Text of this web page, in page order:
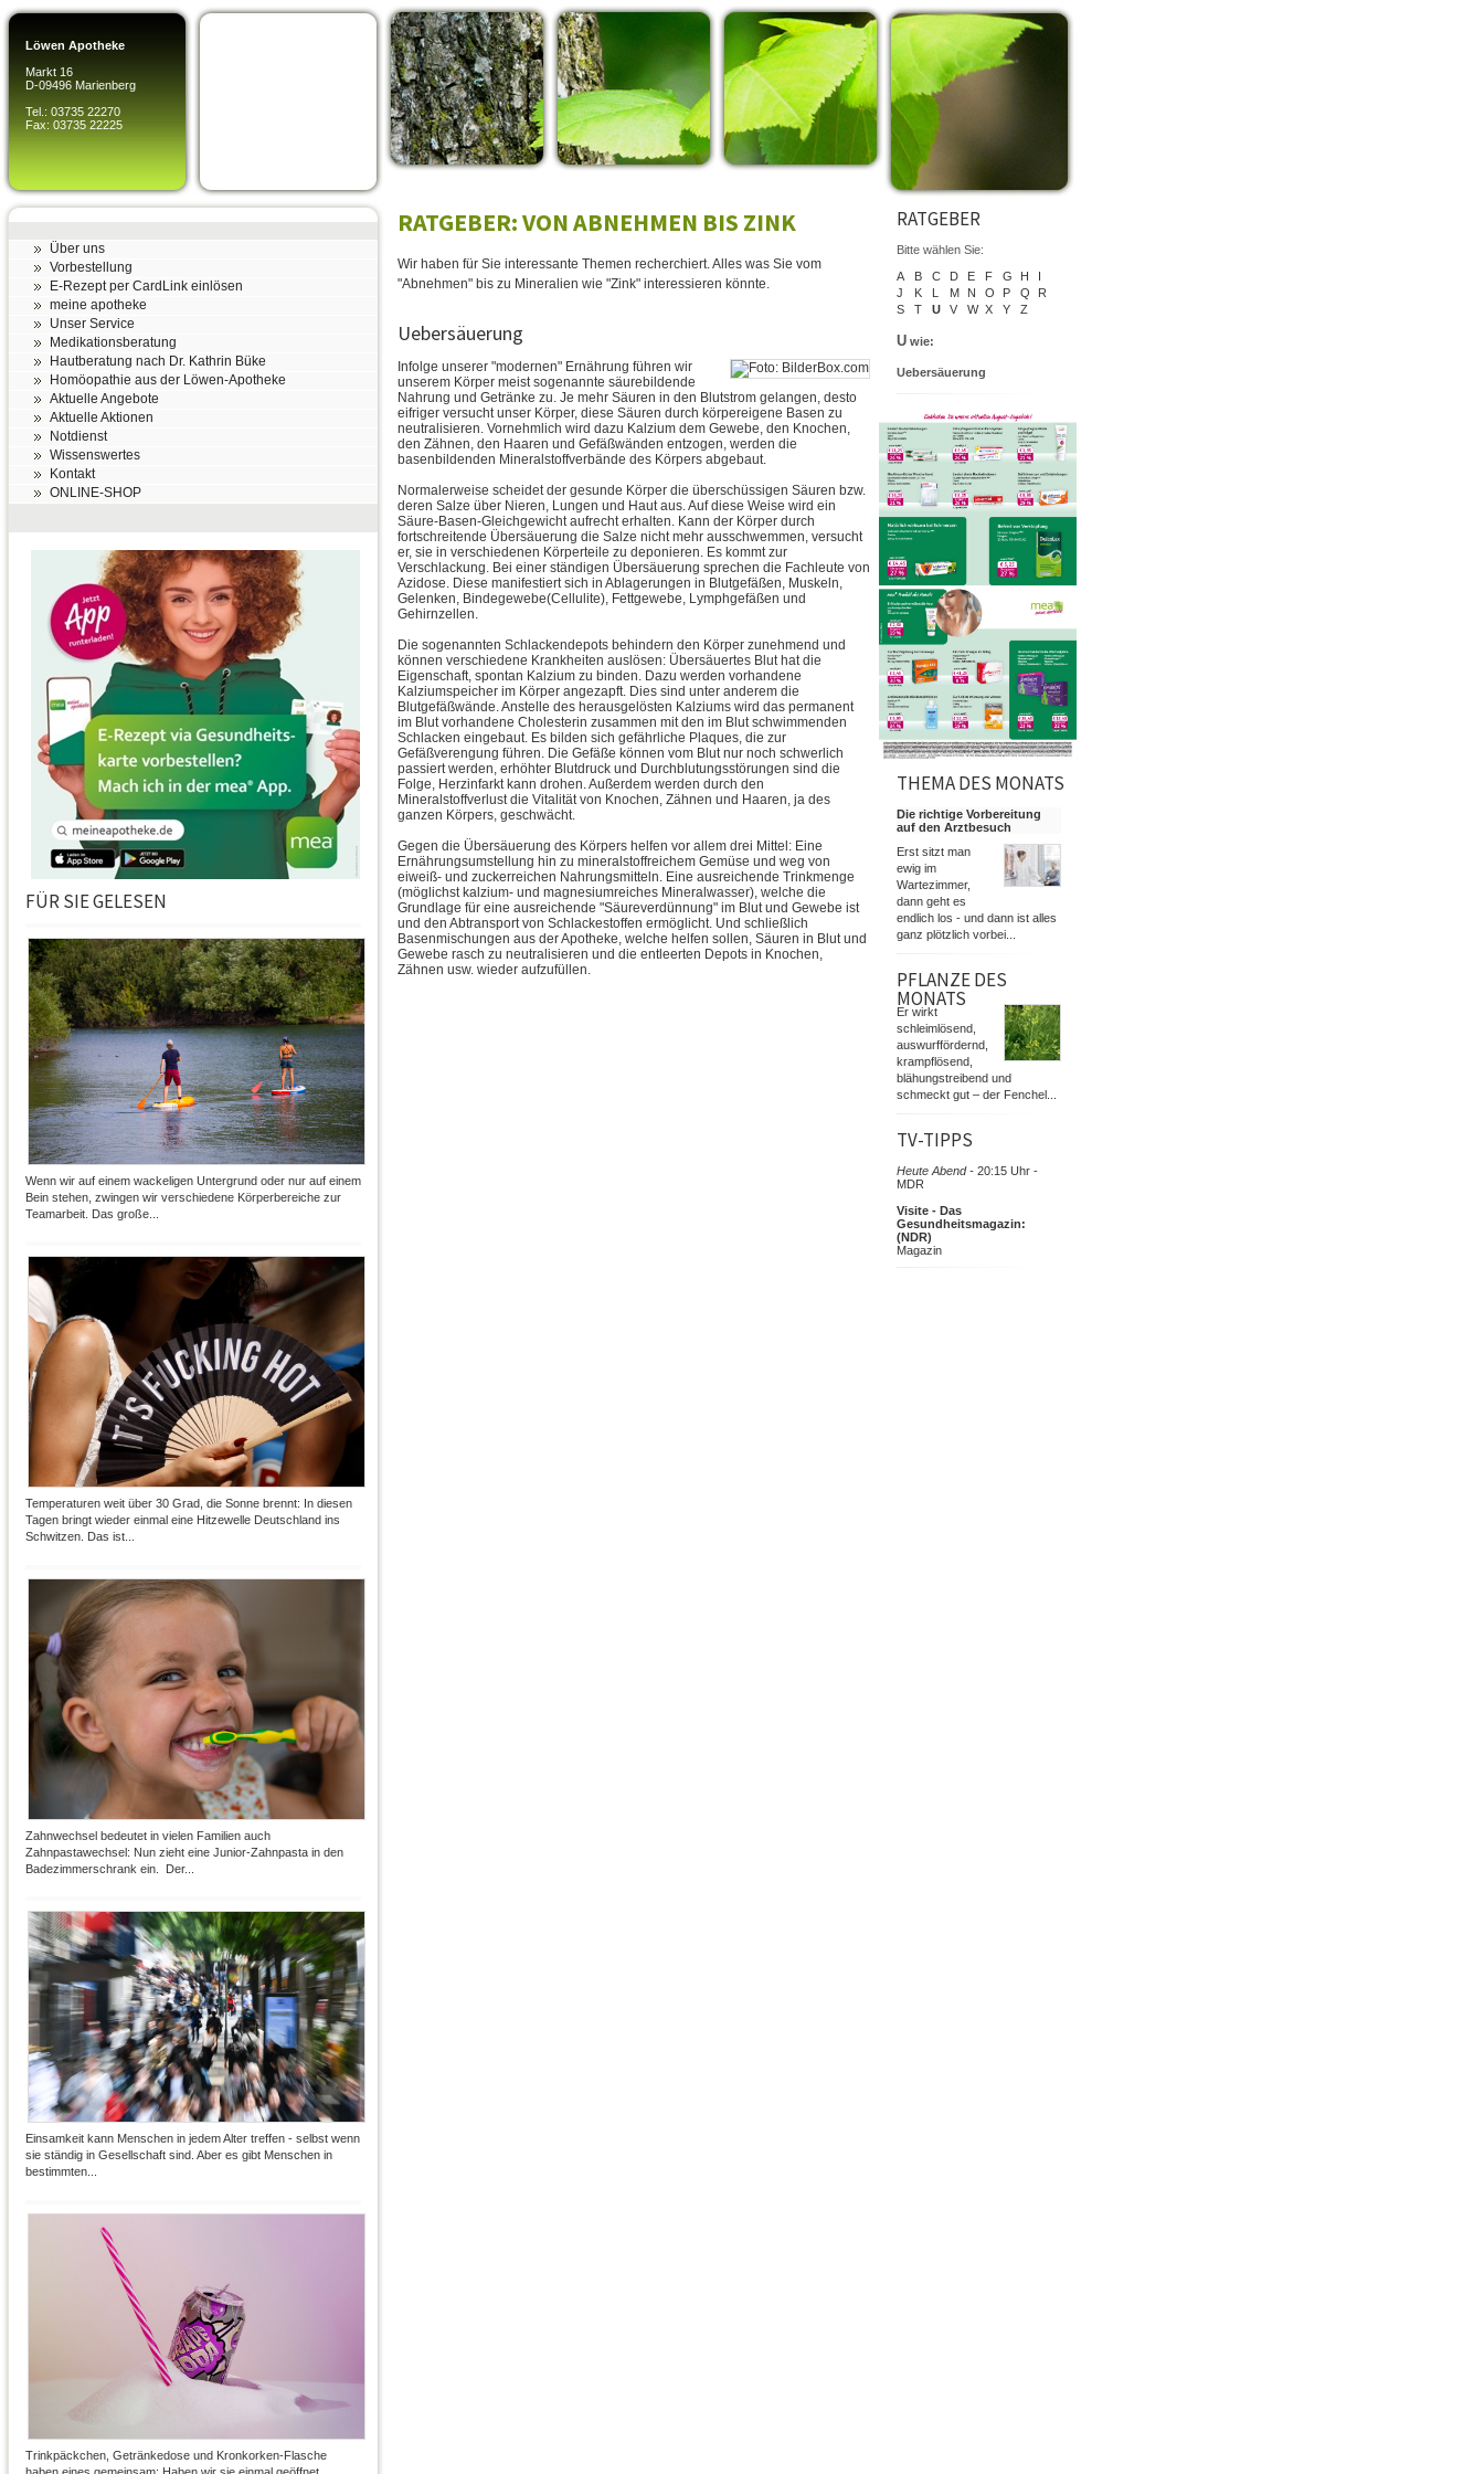
Über uns
Vorbestellung
E-Rezept per CardLink einlösen
meine apotheke
Unser Service
Medikationsberatung
Hautberatung nach Dr. Kathrin Büke
Homöopathie aus der Löwen-Apotheke
Aktuelle Angebote
Aktuelle Aktionen
Notdienst
Wissenswertes
Kontakt
ONLINE-SHOP
Löwen Apotheke
Markt 16
D-09496 Marienberg
Tel.: 03735 22270
Fax: 03735 22225
FÜR SIE GELESEN
Wenn wir auf einem wackeligen Untergrund oder nur auf einem
Bein stehen, zwingen wir verschiedene Körperbereiche zur
Teamarbeit. Das große...
Temperaturen weit über 30 Grad, die Sonne brennt: In diesen
Tagen bringt wieder einmal eine Hitzewelle Deutschland ins
Schwitzen. Das ist...
Zahnwechsel bedeutet in vielen Familien auch
Zahnpastawechsel: Nun zieht eine Junior-Zahnpasta in den
Badezimmerschrank ein. Der...
Einsamkeit kann Menschen in jedem Alter treffen - selbst wenn
sie ständig in Gesellschaft sind. Aber es gibt Menschen in
bestimmten...
Trinkpäckchen, Getränkedose und Kronkorken-Flasche
RATGEBER: VON ABNEHMEN BIS ZINK
Wir haben für Sie interessante Themen recherchiert. Alles was Sie vom
"Abnehmen" bis zu Mineralien wie "Zink" interessieren könnte.
Uebersäuerung
Infolge unserer "modernen" Ernährung führen wir
unserem Körper meist sogenannte säurebildende
Nahrung und Getränke zu. Je mehr Säuren in den Blutstrom gelangen, desto
eifriger versucht unser Körper, diese Säuren durch körpereigene Basen zu
neutralisieren. Vornehmlich wird dazu Kalzium dem Gewebe, den Knochen,
den Zähnen, den Haaren und Gefäßwänden entzogen, werden die
basenbildenden Mineralstoffverbände des Körpers abgebaut.
Normalerweise scheidet der gesunde Körper die überschüssigen Säuren bzw.
deren Salze über Nieren, Lungen und Haut aus. Auf diese Weise wird ein
Säure-Basen-Gleichgewicht aufrecht erhalten. Kann der Körper durch
fortschreitende Übersäuerung die Salze nicht mehr ausschwemmen, versucht
er, sie in verschiedenen Körperteile zu deponieren. Es kommt zur
Verschlackung. Bei einer ständigen Übersäuerung sprechen die Fachleute von
Azidose. Diese manifestiert sich in Ablagerungen in Blutgefäßen, Muskeln,
Gelenken, Bindegewebe(Cellulite), Fettgewebe, Lymphgefäßen und
Gehirnzellen.
Die sogenannten Schlackendepots behindern den Körper zunehmend und
können verschiedene Krankheiten auslösen: Übersäuertes Blut hat die
Eigenschaft, spontan Kalzium zu binden. Dazu werden vorhandene
Kalziumspeicher im Körper angezapft. Dies sind unter anderem die
Blutgefäßwände. Anstelle des herausgelösten Kalziums wird das permanent
im Blut vorhandene Cholesterin zusammen mit den im Blut schwimmenden
Schlacken eingebaut. Es bilden sich gefährliche Plaques, die zur
Gefäßverengung führen. Die Gefäße können vom Blut nur noch schwerlich
passiert werden, erhöhter Blutdruck und Durchblutungsstörungen sind die
Folge, Herzinfarkt kann drohen. Außerdem werden durch den
Mineralstoffverlust die Vitalität von Knochen, Zähnen und Haaren, ja des
ganzen Körpers, geschwächt.
Gegen die Übersäuerung des Körpers helfen vor allem drei Mittel: Eine
Ernährungsumstellung hin zu mineralstoffreichem Gemüse und weg von
eiweiß- und zuckerreichen Nahrungsmitteln. Eine ausreichende Trinkmenge
(möglichst kalzium- und magnesiumreiches Mineralwasser), welche die
Grundlage für eine ausreichende "Säureverdünnung" im Blut und Gewebe ist
und den Abtransport von Schlackestoffen ermöglicht. Und schließlich
Basenmischungen aus der Apotheke, welche helfen sollen, Säuren in Blut und
Gewebe rasch zu neutralisieren und die entleerten Depots in Knochen,
Zähnen usw. wieder aufzufüllen.
RATGEBER
Bitte wählen Sie:
A
B C D E F G H
I
J
K L M N O P Q
R
S
T U V W X Y Z
U wie:
Uebersäuerung
THEMA DES MONATS
Die richtige Vorbereitung
auf den Arztbesuch
Erst sitzt man
ewig im
Wartezimmer,
dann geht es
endlich los - und dann ist alles
ganz plötzlich vorbei...
PFLANZE DES
MONATS
Er wirkt
schleimlösend,
auswurffördernd,
krampflösend,
blähungstreibend und
schmeckt gut – der Fenchel...
TV-TIPPS
Heute Abend - 20:15 Uhr -
MDR
Visite - Das
Gesundheitsmagazin:
(NDR)
Magazin